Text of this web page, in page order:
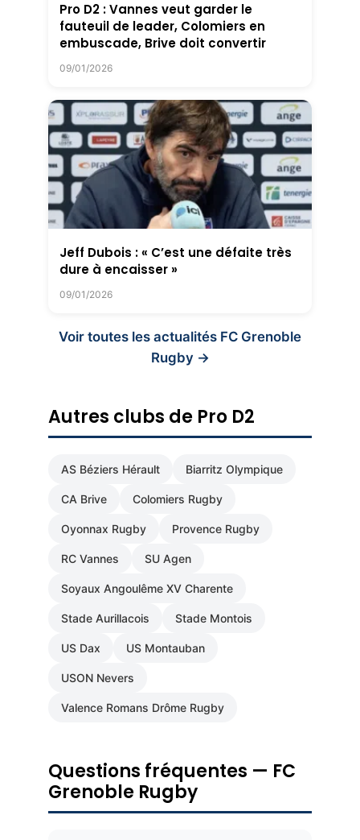
Pro D2 : Vannes veut garder le
fauteuil de leader, Colomiers en
embuscade, Brive doit convertir
09/01/2026
Jeff Dubois : « C’est une défaite très
dure à encaisser »
09/01/2026
Voir toutes les actualités FC Grenoble
Rugby →
Autres clubs de Pro D2
AS Béziers Hérault Biarritz Olympique
CA Brive Colomiers Rugby
Oyonnax Rugby Provence Rugby
RC Vannes SU Agen
Soyaux Angoulême XV Charente
Stade Aurillacois Stade Montois
US Dax US Montauban
USON Nevers
Valence Romans Drôme Rugby
Questions fréquentes — FC
Grenoble Rugby